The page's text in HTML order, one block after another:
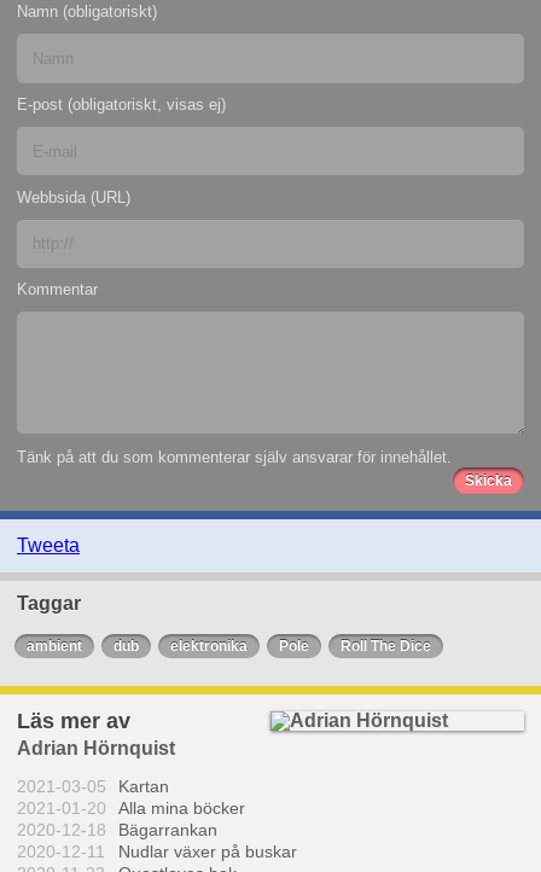
Namn (obligatoriskt)
E-post (obligatoriskt, visas ej)
Webbsida (URL)
Kommentar
Tänk på att du som kommenterar själv ansvarar för innehållet.
Tweeta
Taggar
ambient dub elektronika Pole Roll The Dice
Läs mer av
Adrian Hörnquist
2021-03-05
Kartan
2021-01-20
Alla mina böcker
2020-12-18
Bägarrankan
2020-12-11
Nudlar växer på buskar